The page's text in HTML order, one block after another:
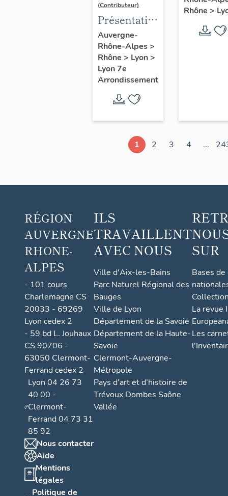
(Contributeur)
Présentation
du secteur
d'étude
Lyon
Guillotière
Auvergne-
Rhône-Alpes>
Rhône > Lyon>
Lyon 7e
Arrondissement
Lyon
Rhône >
1 2 3 4 ...
RÉGION
AUVERGNE
RHONE-
ALPES
- 101 cours
Charlemagne CS
20033 - 69269
Lyon cedex 2
- 59 bd L. Jouhaux
CS 90706 -
63050 Clermont-
Ferrand cedex 2
Lyon 04 26 73
40 00 -
Clermont-
Ferrand 04 73 31
85 92
Nous contacter
Aide
Mentions
légales
Politique de
ILS
TRAVAILLENT
AVEC NOUS
Ville d'Aix-les-Bains
Parc Naturel Régional des
Bauges
Ville de Lyon
Département de la Savoie
Département de la Haute-
Savoie
Clermont-Auvergne-
Métropole
Pays d’art et d’histoire de
Trévoux Dombes Saône
Vallée
SUR
Bases
La revue
Les